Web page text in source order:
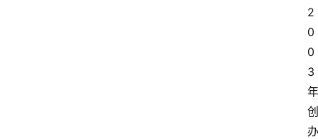
2
0
0
3
年
创
办